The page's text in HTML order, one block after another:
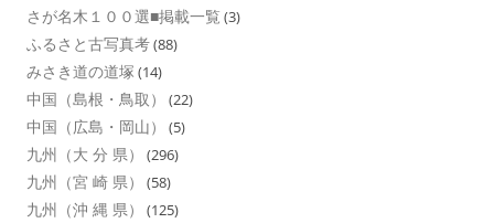
さが名木１００選■掲載一覧 (3)
ふるさと古写真考(88)
みさき道の道塚 (14)
中国（島根・鳥取） (22)
中国（広島・岡山） (5)
九州（大 分 県） (296)
九州（宮 崎 県） (58)
九州（沖 縄 県） (125)